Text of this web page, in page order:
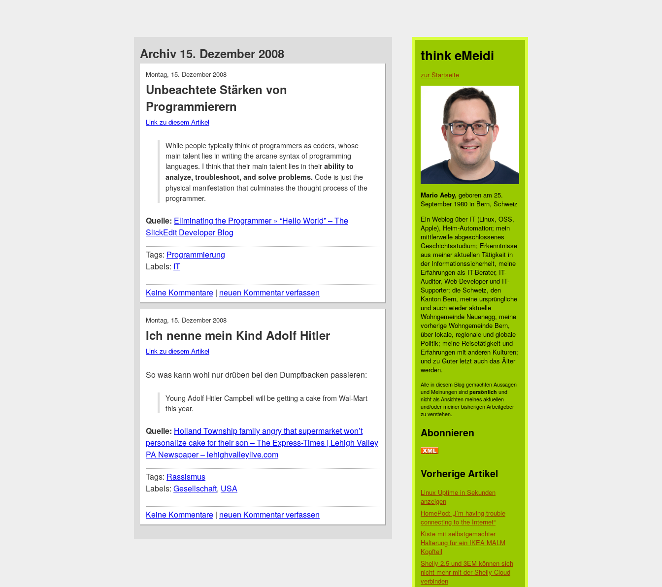
Archiv 15. Dezember 2008
Montag, 15. Dezember 2008
Unbeachtete Stärken von
Programmierern
Link zu diesem Artikel
While people typically think of programmers as coders, whose
main talent lies in writing the arcane syntax of programming
languages. I think that their main talent lies in their ability to
analyze, troubleshoot, and solve problems. Code is just the
physical manifestation that culminates the thought process of the
programmer.
Quelle: Eliminating the Programmer » “Hello World” – The
SlickEdit Developer Blog
Tags: Programmierung
Labels: IT
Keine Kommentare | neuen Kommentar verfassen
Montag, 15. Dezember 2008
Ich nenne mein Kind Adolf Hitler
Link zu diesem Artikel
So was kann wohl nur drüben bei den Dumpfbacken passieren:
Young Adolf Hitler Campbell will be getting a cake from Wal-Mart
this year.
Quelle: Holland Township family angry that supermarket won’t
personalize cake for their son – The Express-Times | Lehigh Valley
PA Newspaper – lehighvalleylive.com
Tags: Rassismus
Labels: Gesellschaft, USA
Keine Kommentare | neuen Kommentar verfassen
think eMeidi
zur Startseite
Mario Aeby, geboren am 25.
September 1980 in Bern, Schweiz
Ein Weblog über IT (Linux, OSS,
Apple), Heim-Automation; mein
mittlerweile abgeschlossenes
Geschichtsstudium; Erkenntnisse
aus meiner aktuellen Tätigkeit in
der Informationssicherheit, meine
Erfahrungen als IT-Berater, IT-
Auditor, Web-Developer und IT-
Supporter; die Schweiz, den
Kanton Bern, meine ursprüngliche
und auch wieder aktuelle
Wohngemeinde Neuenegg, meine
vorherige Wohngemeinde Bern,
über lokale, regionale und globale
Politik; meine Reisetätigkeit und
Erfahrungen mit anderen Kulturen;
und zu Guter letzt auch das Älter
werden.
Alle in diesem Blog gemachten Aussagen
und Meinungen sind persönlich und
nicht als Ansichten meines aktuellen
und/oder meiner bisherigen Arbeitgeber
zu verstehen.
Abonnieren
Vorherige Artikel
Linux Uptime in Sekunden
anzeigen
HomePod: „I’m having trouble
connecting to the Internet“
Kiste mit selbstgemachter
Halterung für ein IKEA MALM
Kopfteil
Shelly 2.5 und 3EM können sich
nicht mehr mit der Shelly Cloud
verbinden